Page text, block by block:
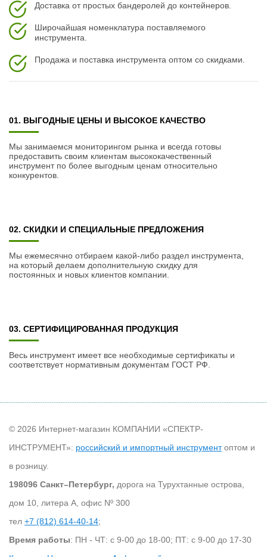
Доставка от простых бандеролей до контейнеров.
Широчайшая номенклатура поставляемого
инструмента.
Продажа и поставка инструмента оптом со скидками.
01. ВЫГОДНЫЕ ЦЕНЫ И ВЫСОКОЕ КАЧЕСТВО
Мы занимаемся мониторингом рынка и всегда готовы
предоставить своим клиентам высококачественный
инструмент по более выгодным ценам относительно
конкурентов.
02. СКИДКИ И СПЕЦИАЛЬНЫЕ ПРЕДЛОЖЕНИЯ
Мы ежемесячно отбираем какой-либо раздел инструмента,
на который делаем дополнительную скидку для
постоянных и новых клиентов компании.
03. СЕРТИФИЦИРОВАННАЯ ПРОДУКЦИЯ
Весь инструмент имеет все необходимые сертификаты и
соответствует нормативным документам ГОСТ РФ.
© 2026 Интернет-магазин КОМПАНИИ «СПЕКТР-
ИНСТРУМЕНТ»: российский и импортный инструментоптом и
в розницу.
198096 Санкт–Петербург, дорога на Турухтанные острова,
дом 10, литера А, офис Nº 300
тел +7 (812) 614-40-14;
Время работы: ПН - ЧТ: с 9-00 до 18-00; ПТ: с 9-00 до 17-30